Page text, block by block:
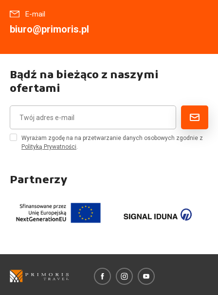
E-mail
biuro@primoris.pl
Bądź na bieżąco z naszymi
ofertami
Wyrażam zgodę na na przetwarzanie danych osobowych zgodnie z
Polityką Prywatności.
Partnerzy